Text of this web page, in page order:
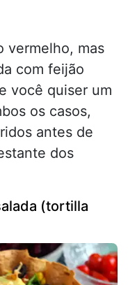
vermelho, mas
com feijão
você quiser um
os casos,
antes de
dos
(tortilla